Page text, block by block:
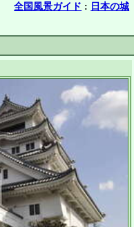
全国風景ガイド : 日本の城